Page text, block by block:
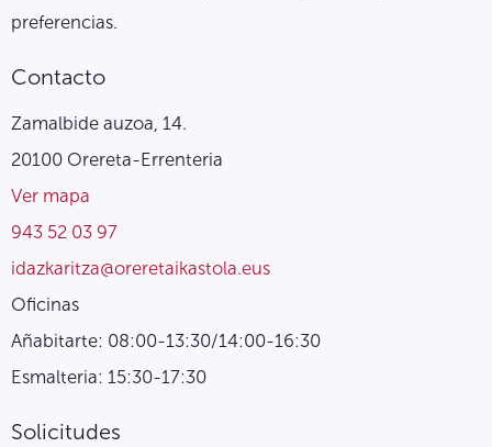
preferencias.
Contacto
Zamalbide auzoa, 14.
20100 Orereta-Errenteria
Ver mapa
943 52 03 97
idazkaritza@oreretaikastola.eus
Oficinas
Añabitarte: 08:00-13:30/14:00-16:30
Esmalteria: 15:30-17:30
Solicitudes